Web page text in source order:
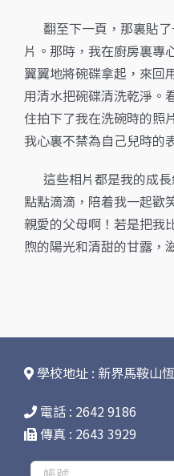
翻至下一頁，那裏貼了
片。那時，我在廚房裏專
翼翼地將碗碟拿起，來回
用清水把碗碟清洗乾淨。
住拍下了我在洗碗時的照
我心裏不禁為自己兒時的
這些相片都是我的成長
點點滴滴，陪着我一起歡
親愛的父母啊！若是把我
煦的陽光和清甜的甘露，
學校地址 : 新界馬鞍山
電話 : 2642 9186
傳真 : 2643 3929